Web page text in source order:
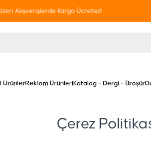
1500 TL ve Üzeri Alışverişlerde
ÜrünlerReklam Ürünleri Katalog - Dergi - Broşür
Çerez